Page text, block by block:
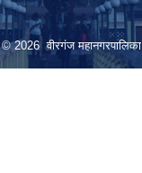
© 2026 वीरगंज महानगरपालिका